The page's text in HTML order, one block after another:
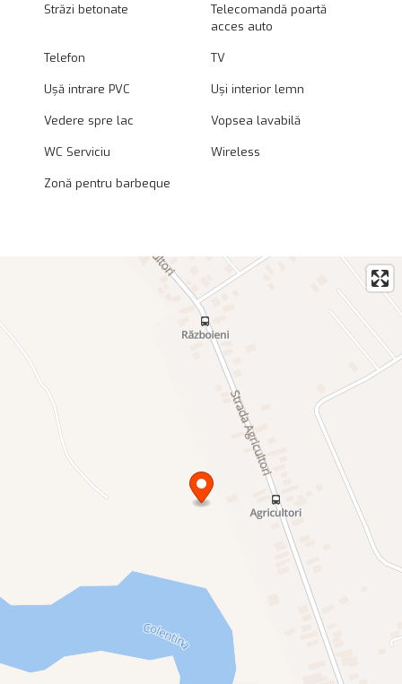
Străzi betonate
Telecomandă poartă
acces auto
Telefon TV
Ușă intrare PVC Uși interior lemn
Vedere spre lac Vopsea lavabilă
WC Serviciu Wireless
Zonă pentru barbeque